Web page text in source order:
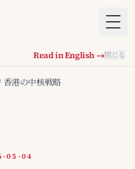
Read in English →閉じる
香港の中核戦略
05-04